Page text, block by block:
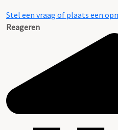
Stel een vraag of plaats een
Reageren